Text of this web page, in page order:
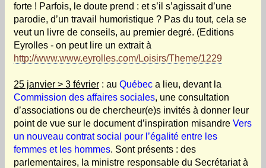
forte ! Parfois, le doute prend : et s’il s’agissait d’une
parodie, d’un travail humoristique ? Pas du tout, cela se
veut un livre de conseils, au premier degré. (Editions
Eyrolles - on peut lire un extrait à
http://www.www.eyrolles.com/Loisirs/Theme/1229
25 janvier > 3 février : au Québec a lieu, devant la
Commission des affaires sociales, une consultation
d’associations ou de chercheur(e)s invités à donner leur
point de vue sur le document d’inspiration misandre Vers
un nouveau contrat social pour l’égalité entre les
femmes et les hommes. Sont présents : des
parlementaires, la ministre responsable du Secrétariat à